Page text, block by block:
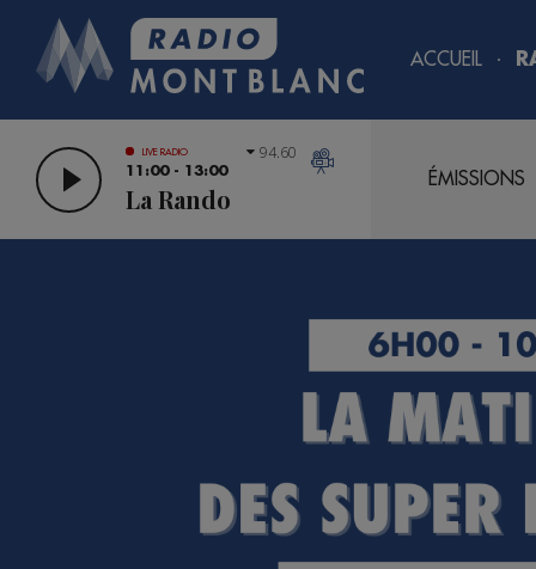
ACCUEIL
ÉMISSIONS
LIVE RADIO
11:00 - 13:00
La Rando
94.60